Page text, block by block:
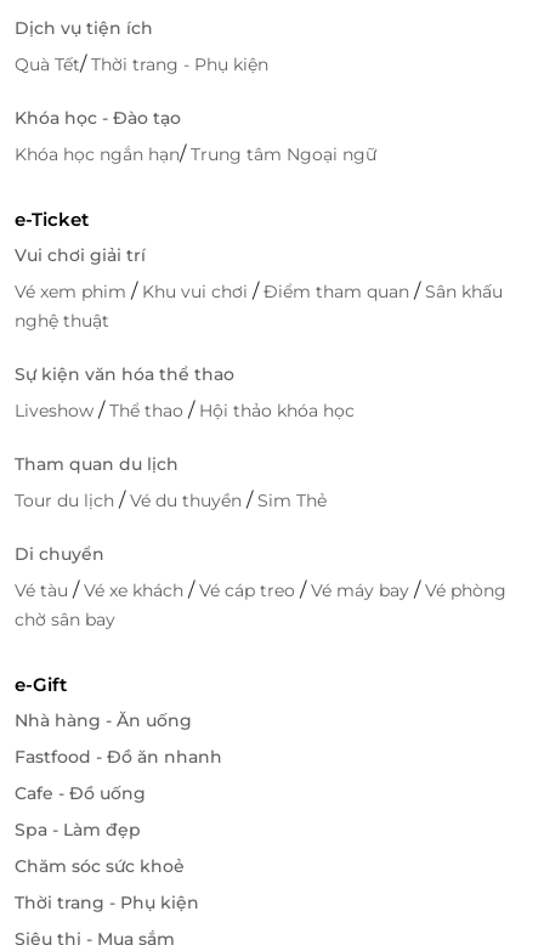
Dịch vụ tiện ích
Quà Tết/Thời trang - Phụ kiện
Khóa học - Đào tạo
Khóa học ngắn hạn/Trung tâm Ngoại ngữ
e-Ticket
Vui chơi giải trí
Vé xem phim / Khu vui chơi /Điểm tham quan /Sân khấu
nghệ thuật
Sự kiện văn hóa thể thao
Liveshow /Thể thao / Hội thảo khóa học
Tham quan du lịch
Tour du lịch /Vé du thuyền /Sim Thẻ
Di chuyển
Vé tàu /Vé xe khách /Vé cáp treo /Vé máy bay /Vé phòng
chờ sân bay
e-Gift
Nhà hàng - Ăn uống
Fastfood - Đồ ăn nhanh
Cafe - Đồ uống
Spa - Làm đẹp
Chăm sóc sức khoẻ
Thời trang - Phụ kiện
Siêu thị - Mua sắm